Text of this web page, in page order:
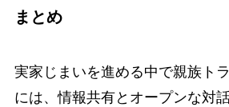
まとめ
実家じまいを進める中で親族ト
には、情報共有とオープンな対